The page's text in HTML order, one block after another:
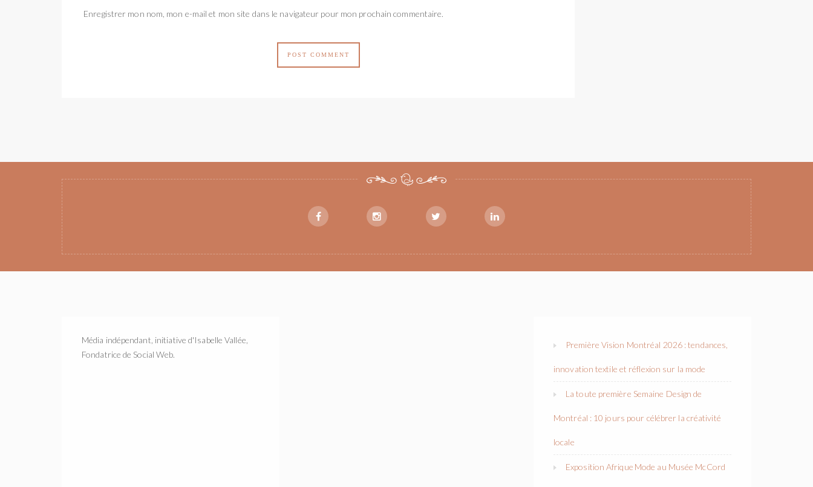
Enregistrer mon nom, mon e-mail et mon site dans le navigateur pour mon prochain commentaire.
Média indépendant, initiative d'Isabelle Vallée,
Fondatrice de Social Web.
Première Vision Montréal 2026 : tendances,
innovation textile et réflexion sur la mode
La toute première Semaine Design de
Montréal : 10 jours pour célébrer la créativité
locale
Exposition Afrique Mode au Musée McCord